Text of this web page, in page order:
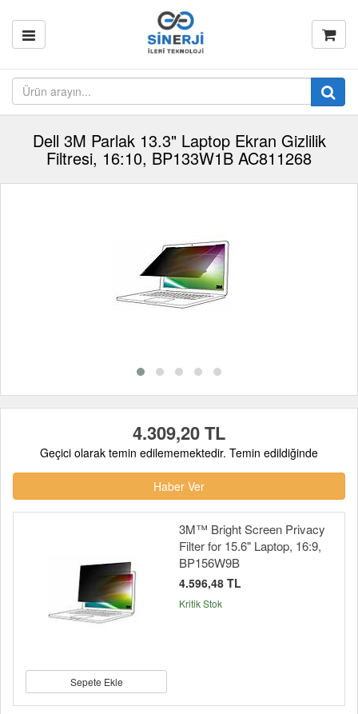
Dell 3M Parlak 13.3" Laptop Ekran Gizlilik
Filtresi, 16:10, BP133W1B AC811268
4.309,20 TL
Geçici olarak temin edilememektedir. Temin edildiğinde
Haber Ver
Sepete Ekle
3M™ Bright Screen Privacy
Filter for 15.6" Laptop, 16:9,
BP156W9B
4.596,48 TL
Kritik Stok